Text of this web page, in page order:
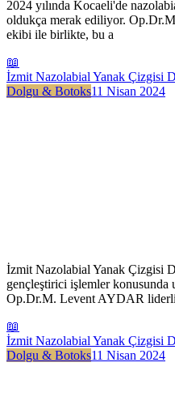
2024 yılında Kocaeli'de
oldukça merak ediliyor.
ekibi ile birlikte, bu a
📖
İzmit Nazolabial Yanak Çizgisi
Dolgu & Botoks11 Nisan 2024
İzmit Nazolabial Yanak Çizgisi
gençleştirici işlemler konusunda
Op.Dr.M. Levent AYDAR
📖
İzmit Nazolabial Yanak Çizgisi
Dolgu & Botoks11 Nisan 2024